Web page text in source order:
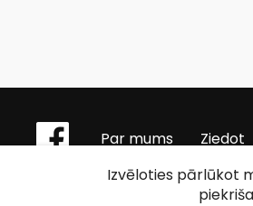
Par mums Ziedot
Izvēloties pārlūkot